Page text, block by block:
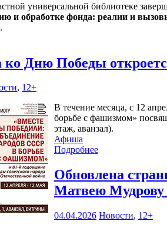
универсальной библиотеке
и обработке фонда: реалии и
Дню Победы
, 12+
В течение месяца, с 12
борьбе с фашизмом»
этаж, аванзал).
Афиша
Подробнее
Обновлена
Матвею Мудрову
04.04.2026 Новости, 12+